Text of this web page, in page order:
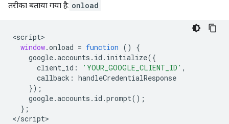
तरीका बताया गया है: onload
<script
window.onload = function ()
{
google.accounts . id . initialize({
client_id : 'YOUR_GOOGLE_CLIENT_ID' ,
callback : handleCredentialResponse
});
google.accounts . id .prompt();
};
</script